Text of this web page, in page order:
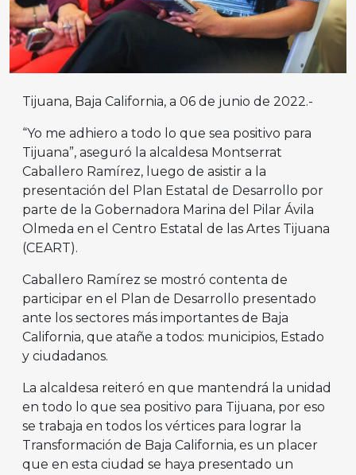
Tijuana, Baja California, a 06 de junio de 2022.-
“Yo me adhiero a todo lo que sea positivo para
Tijuana”, aseguró la alcaldesa Montserrat
Caballero Ramírez, luego de asistir a la
presentación del Plan Estatal de Desarrollo por
parte de la Gobernadora Marina del Pilar Ávila
Olmeda en el Centro Estatal de las Artes Tijuana
(CEART).
Caballero Ramírez se mostró contenta de
participar en el Plan de Desarrollo presentado
ante los sectores más importantes de Baja
California, que atañe a todos: municipios, Estado
y ciudadanos.
La alcaldesa reiteró en que mantendrá la unidad
en todo lo que sea positivo para Tijuana, por eso
se trabaja en todos los vértices para lograr la
Transformación de Baja California, es un placer
que en esta ciudad se haya presentado un